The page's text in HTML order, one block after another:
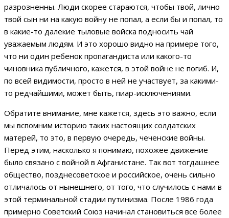
разрозненны. Люди скорее стараются, чтобы твой, лично
твой сын ни на какую войну не попал, а если бы и попал, то
в какие-то далекие тыловые войска подносить чай
уважаемым людям. И это хорошо видно на примере того,
что ни один ребенок пропагандиста или какого-то
чиновника публичного, кажется, в этой войне не погиб. И,
по всей видимости, просто в ней не участвует, за какими-
то редчайшими, может быть, пиар-исключениями.
Обратите внимание, мне кажется, здесь это важно, если
мы вспомним историю таких настоящих солдатских
матерей, то это, в первую очередь, чеченские войны.
Перед этим, насколько я понимаю, похожее движение
было связано с войной в Афганистане. Так вот тогдашнее
общество, позднесоветское и российское, очень сильно
отличалось от нынешнего, от того, что случилось с нами в
этой терминальной стадии путинизма. После 1986 года
примерно Советский Союз начинал становиться все более